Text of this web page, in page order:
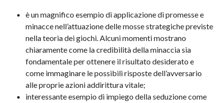
è un magnifico esempio di applicazione di promesse e
minacce nell’attuazione delle mosse strategiche previste
nella teoria dei giochi. Alcuni momenti mostrano
chiaramente come la credibilità della minaccia sia
fondamentale per ottenere il risultato desiderato e
come immaginare le possibili risposte dell’avversario
alle proprie azioni addirittura vitale;
interessante esempio di impiego della seduzione come